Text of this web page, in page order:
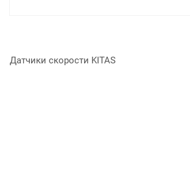
Датчики скорости KITAS